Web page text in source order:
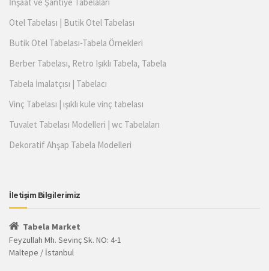
Otel Tabelası | Butik Otel Tabelası
Butik Otel Tabelası-Tabela Örnekleri
Berber Tabelası, Retro Işıklı Tabela, Tabela
Tabela İmalatçısı | Tabelacı
Vinç Tabelası | ışıklı kule vinç tabelası
Tuvalet Tabelası Modelleri | wc Tabelaları
Dekoratif Ahşap Tabela Modelleri
İletişim Bilgilerimiz
Tabela Market
Feyzullah Mh. Sevinç Sk. NO: 4-1
Maltepe / İstanbul